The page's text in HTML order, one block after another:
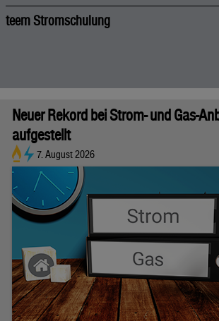
teem Stromschulung
Neuer Rekord bei Strom- und Gas-
aufgestellt
7. August 2026